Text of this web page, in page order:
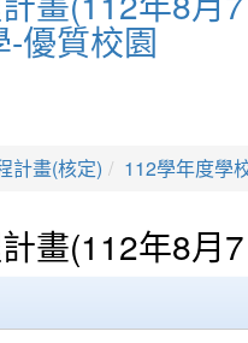
優質校園
計畫(核定) 112學年度學
畫(112年8